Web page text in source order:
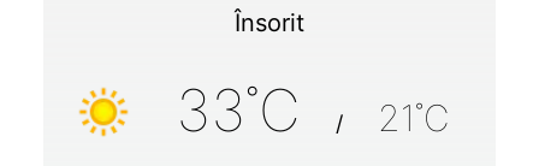
Însorit
33˚C / 21˚C